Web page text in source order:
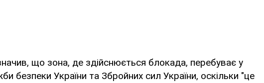
що зона, де здійснюється блокада, перебуває у
безпеки України та Збройних сил України, оскільки "це